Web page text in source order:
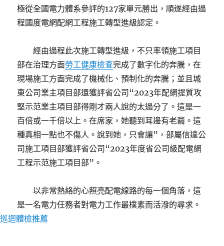
極從全國電力體系參評的127家單元勝出，順遂經由過
程國度電網配網工程施工轉型進級認定。
經由過程此次施工轉型進級，不只率領施工項目
部在治理方面勞工健康檢查完成了數字化的奔騰，在
現場施工方面完成了機械化、預制化的奔騰；並且城
東公司業主項目部還獲評省公司“2023年配網提質攻
堅示范業主項目部得剛才兩人說的太過分了。這是一
百倍或一千倍以上。在席家，她聽到耳邊有老繭。這
種真相一點也不傷人。說到她，只會讓”，部屬信達公
司施工項目部獲評省公司“2023年度省公司級配電網
工程示范施工項目部”。
以非常熱絡的心照亮配電線路的每一個角落，這
是一名電力任務者對電力工作最樸素而活潑的尋求。
巡迴體檢推薦